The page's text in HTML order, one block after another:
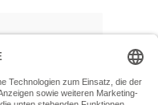
Uhr Sa: 9:30 - 16 Uhr)